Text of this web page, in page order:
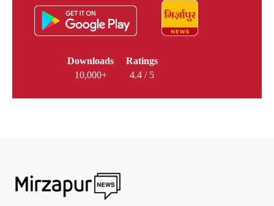
Downloads
10,000+
Ratings
4.4 / 5